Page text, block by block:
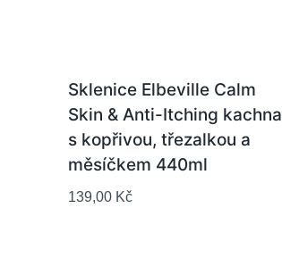
Sklenice Elbeville Calm
Skin & Anti-Itching kachna s
kopřivou, třezalkou a
měsíčkem 440ml
139,00 Kč